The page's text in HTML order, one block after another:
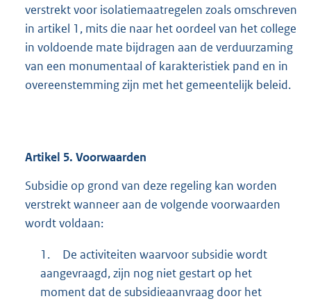
verstrekt voor isolatiemaatregelen zoals omschreven
in artikel 1, mits die naar het oordeel van het college
in voldoende mate bijdragen aan de verduurzaming
van een monumentaal of karakteristiek pand en in
overeenstemming zijn met het gemeentelijk beleid.
Artikel 5. Voorwaarden
Subsidie op grond van deze regeling kan worden
verstrekt wanneer aan de volgende voorwaarden
wordt voldaan:
1.
De activiteiten waarvoor subsidie wordt
aangevraagd, zijn nog niet gestart op het
moment dat de subsidieaanvraag door het